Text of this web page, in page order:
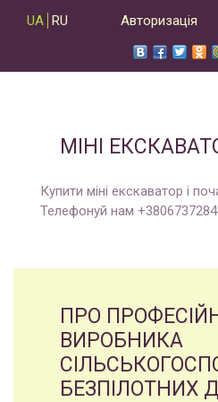
UA RU Авторизація
МІНІ
Купити міні екскаватор і
Телефонуй нам
ПРО
ВИРОБНИКА
БЕЗПІЛОТНИХ